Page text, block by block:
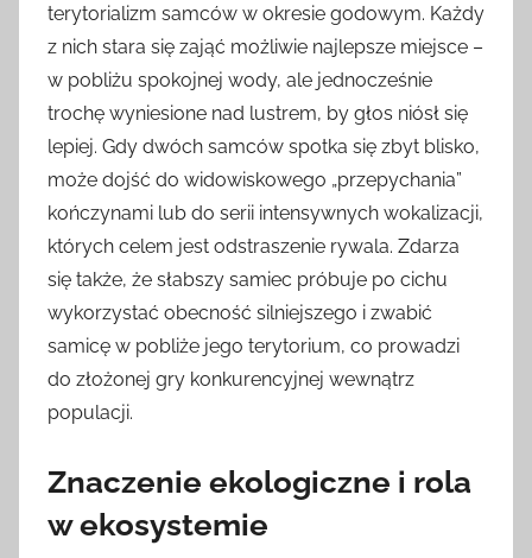
terytorializm samców w okresie godowym. Każdy
z nich stara się zająć możliwie najlepsze miejsce –
w pobliżu spokojnej wody, ale jednocześnie
trochę wyniesione nad lustrem, by głos niósł się
lepiej. Gdy dwóch samców spotka się zbyt blisko,
może dojść do widowiskowego „przepychania”
kończynami lub do serii intensywnych wokalizacji,
których celem jest odstraszenie rywala. Zdarza
się także, że słabszy samiec próbuje po cichu
wykorzystać obecność silniejszego i zwabić
samicę w pobliże jego terytorium, co prowadzi
do złożonej gry konkurencyjnej wewnątrz
populacji.
Znaczenie ekologiczne i rola
w ekosystemie